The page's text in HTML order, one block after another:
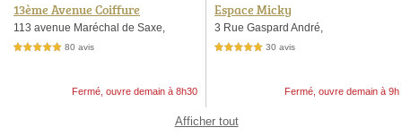
13ème Avenue Coiffure
113 avenue Maréchal de Saxe,
5,0 étoiles sur 5 80 avis
Fermé, ouvre demain à 8h30
Espace Micky
3 Rue Gaspard André,
5,0 étoiles sur 5 30 avis
Fermé, ouvre demain à 9h
Afficher tout